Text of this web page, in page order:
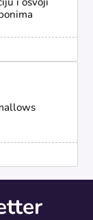
i osvoji